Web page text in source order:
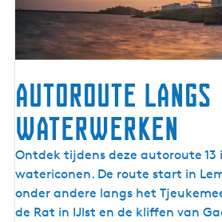
Autoroute langs
waterwerken
A
u
t
o
Ontdek tijdens deze autoroute
watericonen. De route start in
onder andere langs het
de Rat in IJlst en de kliffen van